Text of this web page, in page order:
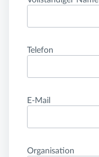
Telefon
E-Mail
Organisation